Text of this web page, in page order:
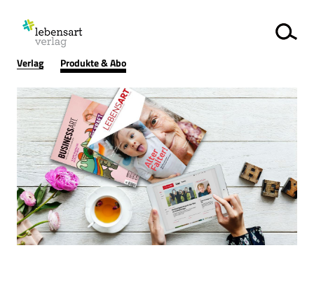
Verlag Produkte & Abo
LEBENSART
/
BUSINESSART
abonnieren